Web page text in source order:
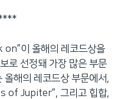
on”이 올해의 레코드상을
로 선정돼 가장 많은 부문
올해의 레코드상 부문에서,
of Jupiter”, 그리고 힙합,